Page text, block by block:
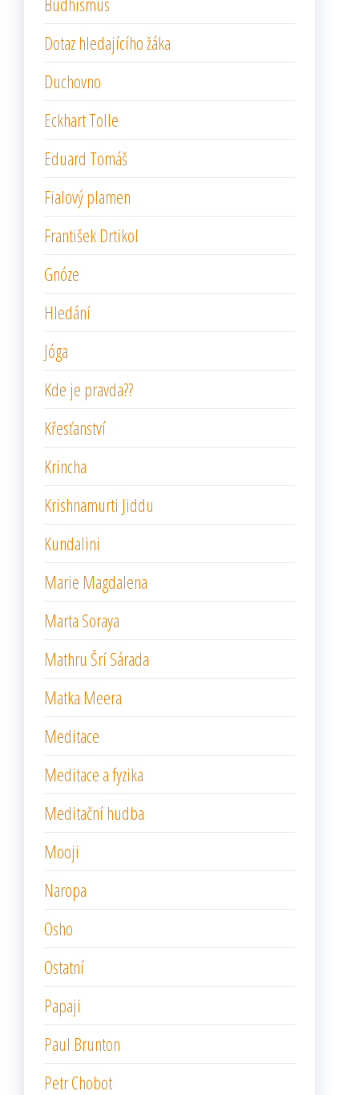
Dotaz hledajícího žáka
Duchovno
Eckhart Tolle
Eduard Tomáš
Fialový plamen
František Drtikol
Gnóze
Hledání
Jóga
Kde je pravda??
Křesťanství
Krincha
Krishnamurti Jiddu
Kundalini
Marie Magdalena
Marta Soraya
Mathru Šrí Sárada
Matka Meera
Meditace
Meditace a fyzika
Meditační hudba
Mooji
Naropa
Osho
Ostatní
Papaji
Paul Brunton
Petr Chobot